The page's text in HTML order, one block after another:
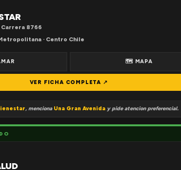
Carrera 8766
· Centro Chile
🗺 MAPA
VER FICHA COMPLETA ↗
, menciona Una Gran Avenida y pide atencion preferencial.